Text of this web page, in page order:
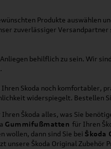
Produkte auswählen
zuverlässiger
behilflich zu sein. Wir
Skoda noch komfortabler,
widerspiegelt. Bestellen
Škoda alles, was Sie
Gummifußmatten für Ihren
wollen, dann sind Sie bei Škoda
unsere Škoda Original Zubehör